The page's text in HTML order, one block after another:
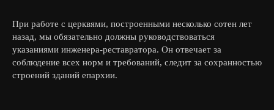
При работе с церквями, построенными несколько сотен лет
назад, мы обязательно должны руководствоваться
указаниями инженера-реставратора. Он отвечает за
соблюдение всех норм и требований, следит за сохранностью
строений зданий епархии.